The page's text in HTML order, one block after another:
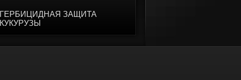
ГЕРБИЦИДНАЯ ЗАЩИТА
КУКУРУЗЫ